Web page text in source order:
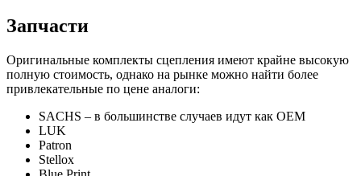
Запчасти
Оригинальные комплекты сцепления имеют крайне высокую
полную стоимость, однако на рынке можно найти более
привлекательные по цене аналоги:
SACHS – в большинстве случаев идут как OEM
LUK
Patron
Stellox